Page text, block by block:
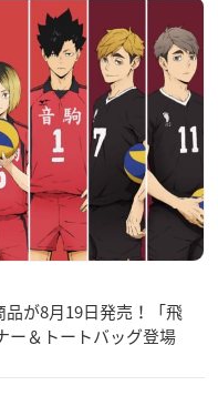
が8月19日発売！「飛
ー＆トートバッグ登場